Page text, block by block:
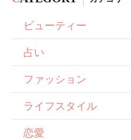
ビューティー
占い
ファッション
ライフスタイル
恋愛